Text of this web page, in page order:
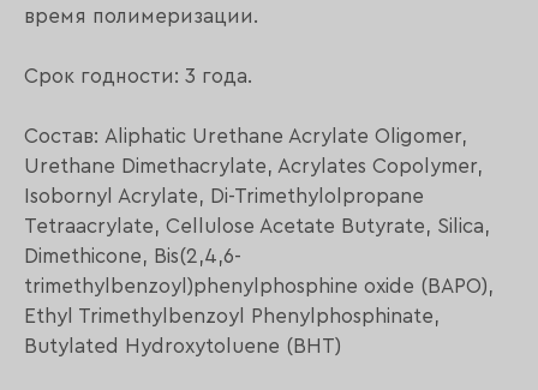
время полимеризации.
Срок годности: 3 года.
Состав: Aliphatic Urethane Acrylate Oligomer,
Urethane Dimethacrylate, Acrylates Copolymer,
Isobornyl Acrylate, Di-Trimethylolpropane
Tetraacrylate, Cellulose Acetate Butyrate, Silica,
Dimethicone, Bis(2,4,6-
trimethylbenzoyl)phenylphosphine oxide (BAPO),
Ethyl Trimethylbenzoyl Phenylphosphinate,
Butylated Hydroxytoluene (BHT)